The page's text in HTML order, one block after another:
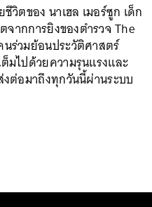
วิตของ นาเฮล เมอร์ซูก เด็ก
จากการยิงของตำรวจ The
ร่วมย้อนประวัติศาสตร์
มไปด้วยความรุนแรงและ
ต่อมาถึงทุกวันนี้ผ่านระบบ